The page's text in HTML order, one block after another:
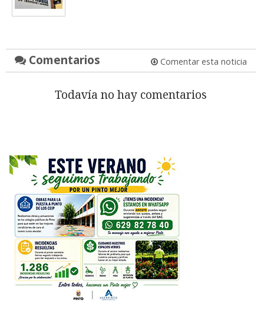
Comentarios Comentar esta noticia
Todavía no hay comentarios